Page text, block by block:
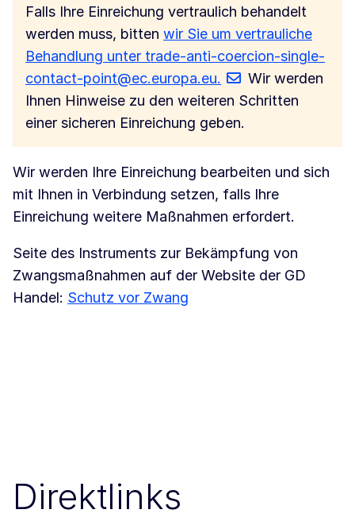
Falls Ihre Einreichung vertraulich behandelt
werden muss, bitten wir Sie um vertrauliche
Behandlung unter trade-anti-coercion-single-
contact-point@ec.europa.eu.
Wir werden
Ihnen Hinweise zu den weiteren Schritten
einer sicheren Einreichung geben.
Wir werden Ihre Einreichung bearbeiten und sich
mit Ihnen in Verbindung setzen, falls Ihre
Einreichung weitere Maßnahmen erfordert.
Seite des Instruments zur Bekämpfung von
Zwangsmaßnahmen auf der Website der GD
Handel: Schutz vor Zwang
Direktlinks